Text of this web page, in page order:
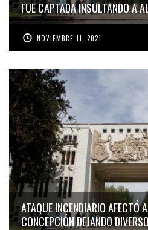
FUE CAPTADA INSULTANDO A
NOVIEMBRE 11, 2021
ATAQUE INCENDIARIO AFECTÓ
CONCEPCIÓN DEJANDO